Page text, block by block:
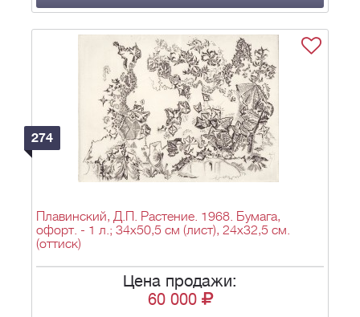
274
Плавинский, Д.П. Растение. 1968. Бумага,
офорт. - 1 л.; 34х50,5 см (лист), 24х32,5 см.
(оттиск)
Цена продажи:
60 000